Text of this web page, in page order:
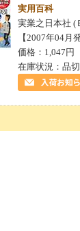
実用百科
実業之日本社 (
【2007年04
価格：1,047円
在庫状況：品